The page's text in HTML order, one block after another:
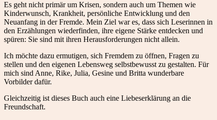
Es geht nicht primär um Krisen, sondern auch um Themen wie
Kinderwunsch, Krankheit, persönliche Entwicklung und den
Neuanfang in der Fremde. Mein Ziel war es, dass sich Leserinnen in
den Erzählungen wiederfinden, ihre eigene Stärke entdecken und
spüren: Sie sind mit ihren Herausforderungen nicht allein.
Ich möchte dazu ermutigen, sich Fremdem zu öffnen, Fragen zu
stellen und den eigenen Lebensweg selbstbewusst zu gestalten. Für
mich sind Anne, Rike, Julia, Gesine und Britta wunderbare
Vorbilder dafür.
Gleichzeitig ist dieses Buch auch eine Liebeserklärung an die
Freundschaft.